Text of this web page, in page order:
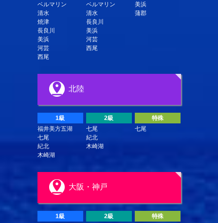
ベルマリン
清水
焼津
長良川
美浜
河芸
西尾
ベルマリン
清水
長良川
美浜
河芸
西尾
美浜
蒲郡
北陸
1級
福井美方五湖
七尾
紀北
木崎湖
2級
七尾
紀北
木崎湖
特殊
七尾
大阪・神戸
1級
2級
特殊